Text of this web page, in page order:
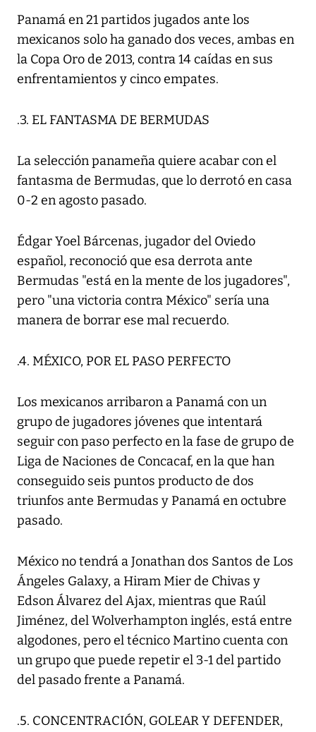
Panamá en 21 partidos jugados ante los
mexicanos solo ha ganado dos veces, ambas en
la Copa Oro de 2013, contra 14 caídas en sus
enfrentamientos y cinco empates.
.3. EL FANTASMA DE BERMUDAS
La selección panameña quiere acabar con el
fantasma de Bermudas, que lo derrotó en casa
0-2 en agosto pasado.
Édgar Yoel Bárcenas, jugador del Oviedo
español, reconoció que esa derrota ante
Bermudas "está en la mente de los jugadores",
pero "una victoria contra México" sería una
manera de borrar ese mal recuerdo.
.4. MÉXICO, POR EL PASO PERFECTO
Los mexicanos arribaron a Panamá con un
grupo de jugadores jóvenes que intentará
seguir con paso perfecto en la fase de grupo de
Liga de Naciones de Concacaf, en la que han
conseguido seis puntos producto de dos
triunfos ante Bermudas y Panamá en octubre
pasado.
México no tendrá a Jonathan dos Santos de Los
Ángeles Galaxy, a Hiram Mier de Chivas y
Edson Álvarez del Ajax, mientras que Raúl
Jiménez, del Wolverhampton inglés, está entre
algodones, pero el técnico Martino cuenta con
un grupo que puede repetir el 3-1 del partido
del pasado frente a Panamá.
.5. CONCENTRACIÓN, GOLEAR Y DEFENDER,